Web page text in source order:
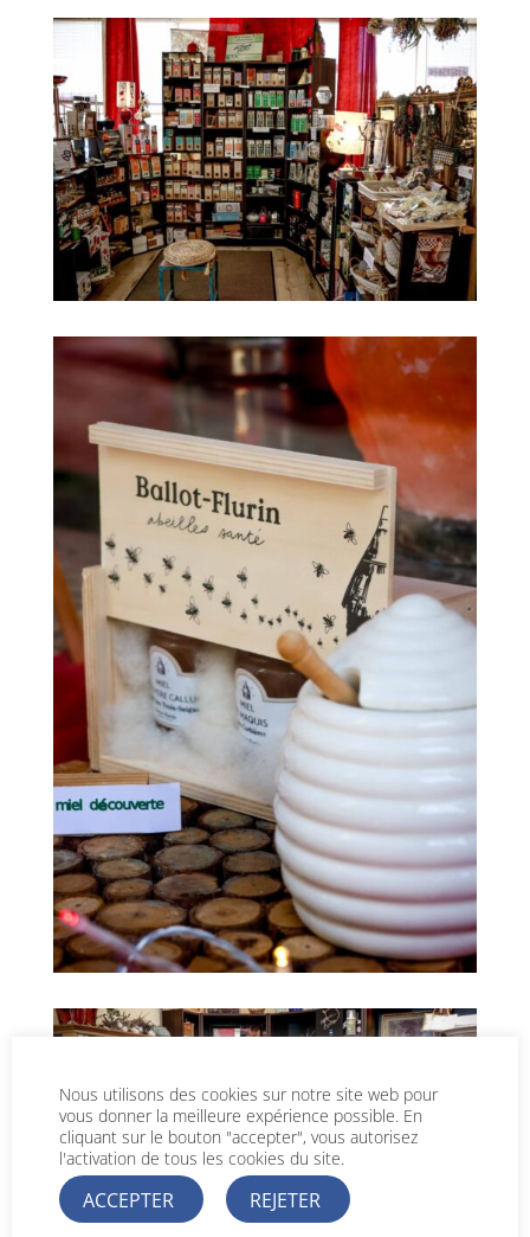
Nous utilisons des cookies sur notre site web pour
vous donner la meilleure expérience possible. En
cliquant sur le bouton "accepter", vous autorisez
l'activation de tous les cookies du site.
ACCEPTER
REJETER